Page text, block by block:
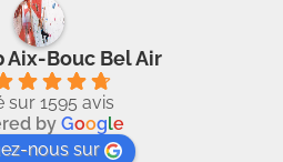
Aix-Bouc Bel Air
sur 1595 avis
by Google
nous sur